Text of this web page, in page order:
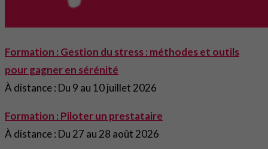
Formation : Gestion du stress : méthodes et outils
pour gagner en sérénité
À distance : Du 9 au 10 juillet 2026
Formation : Piloter un prestataire
À distance : Du 27 au 28 août 2026